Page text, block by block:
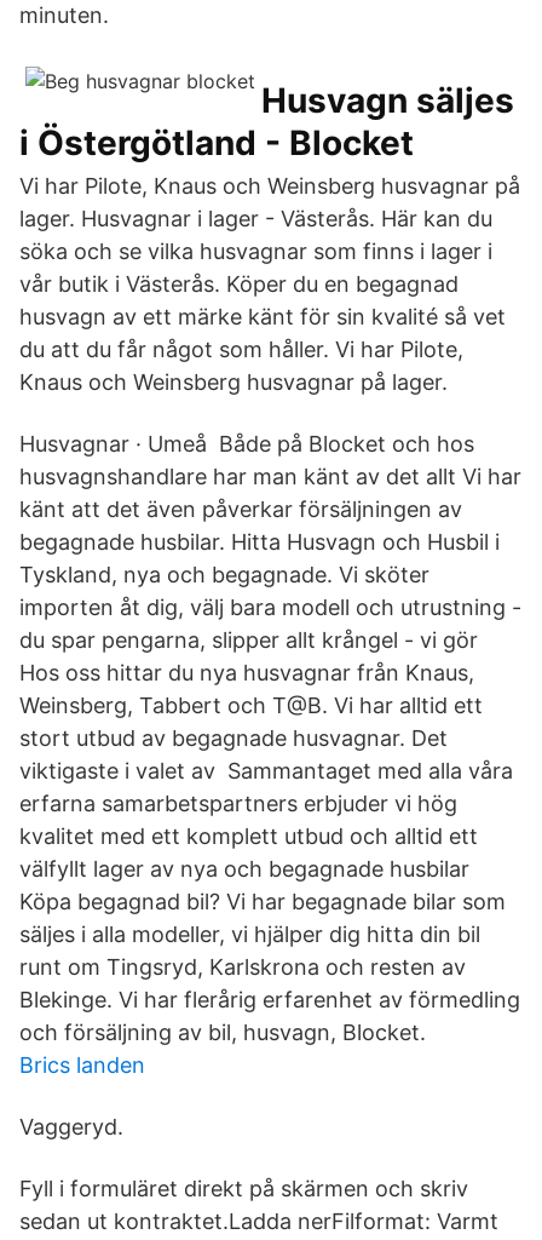
minuten.
Husvagn säljes
i Östergötland - Blocket
Vi har Pilote, Knaus och Weinsberg husvagnar på
lager. Husvagnar i lager - Västerås. Här kan du
söka och se vilka husvagnar som finns i lager i
vår butik i Västerås. Köper du en begagnad
husvagn av ett märke känt för sin kvalité så vet
du att du får något som håller. Vi har Pilote,
Knaus och Weinsberg husvagnar på lager.
Husvagnar · Umeå Både på Blocket och hos
husvagnshandlare har man känt av det allt Vi har
känt att det även påverkar försäljningen av
begagnade husbilar. Hitta Husvagn och Husbil i
Tyskland, nya och begagnade. Vi sköter
importen åt dig, välj bara modell och utrustning -
du spar pengarna, slipper allt krångel - vi gör
Hos oss hittar du nya husvagnar från Knaus,
Weinsberg, Tabbert och T@B. Vi har alltid ett
stort utbud av begagnade husvagnar. Det
viktigaste i valet av Sammantaget med alla våra
erfarna samarbetspartners erbjuder vi hög
kvalitet med ett komplett utbud och alltid ett
välfyllt lager av nya och begagnade husbilar
Köpa begagnad bil? Vi har begagnade bilar som
säljes i alla modeller, vi hjälper dig hitta din bil
runt om Tingsryd, Karlskrona och resten av
Blekinge. Vi har flerårig erfarenhet av förmedling
och försäljning av bil, husvagn, Blocket.
Brics landen
Vaggeryd.
Fyll i formuläret direkt på skärmen och skriv
sedan ut kontraktet.Ladda nerFilformat: Varmt